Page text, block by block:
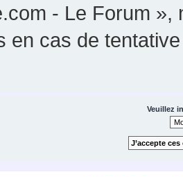
- Le Forum
en cas de
Veuillez